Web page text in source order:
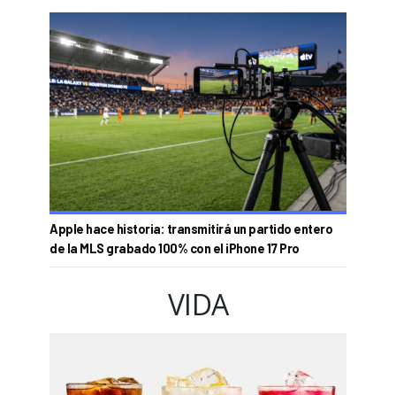
Apple hace historia: transmitirá un partido entero
de la MLS grabado 100% con el iPhone 17 Pro
VIDA